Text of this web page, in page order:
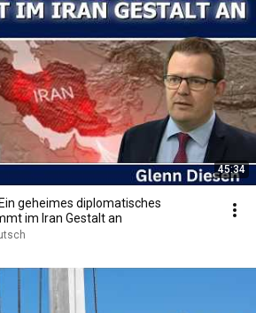
45:34
geheimes diplomatisches
im Iran Gestalt an